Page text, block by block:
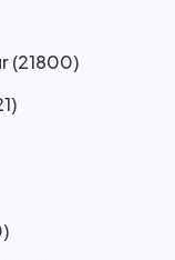
(21800)